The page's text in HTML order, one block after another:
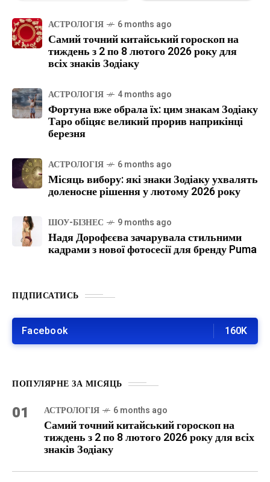
АСТРОЛОГІЯ 6 months ago
Самий точний китайський гороскоп на
тиждень з 2 по 8 лютого 2026 року для
всіх знаків Зодіаку
АСТРОЛОГІЯ 4 months ago
Фортуна вже обрала їх: цим знакам Зодіаку
Таро обіцяє великий прорив наприкінці
березня
АСТРОЛОГІЯ 6 months ago
Місяць вибору: які знаки Зодіаку ухвалять
доленосне рішення у лютому 2026 року
ШОУ-БІЗНЕС 9 months ago
Надя Дорофєєва зачарувала стильними
кадрами з нової фотосесії для бренду Puma
ПІДПИСАТИСЬ
Facebook 160K
ПОПУЛЯРНЕ ЗА МІСЯЦЬ
01 АСТРОЛОГІЯ 6 months ago
Самий точний китайський гороскоп на
тиждень з 2 по 8 лютого 2026 року для всіх
знаків Зодіаку